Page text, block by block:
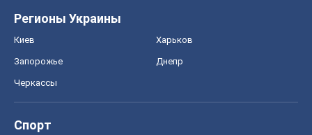
Регионы Украины
Киев Харьков
Запорожье Днепр
Черкассы
Спорт